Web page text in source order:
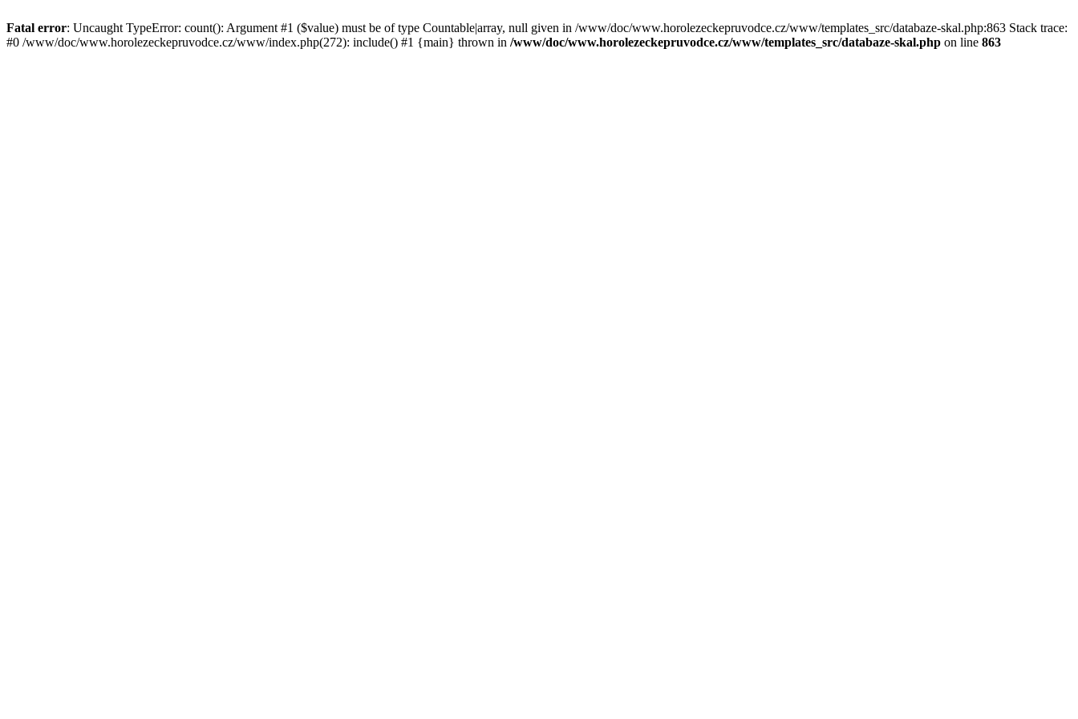
Fatal error: Uncaught TypeError: count(): Argument #1 ($value) must be of type Countable|array, null given in /www/doc/www.horolezeckepruvodce.cz/www/templates_src/databaze-skal.php:863 Stack trace:
#0 /www/doc/www.horolezeckepruvodce.cz/www/index.php(272): include() #1 {main} thrown in /www/doc/www.horolezeckepruvodce.cz/www/templates_src/databaze-skal.php on line 863